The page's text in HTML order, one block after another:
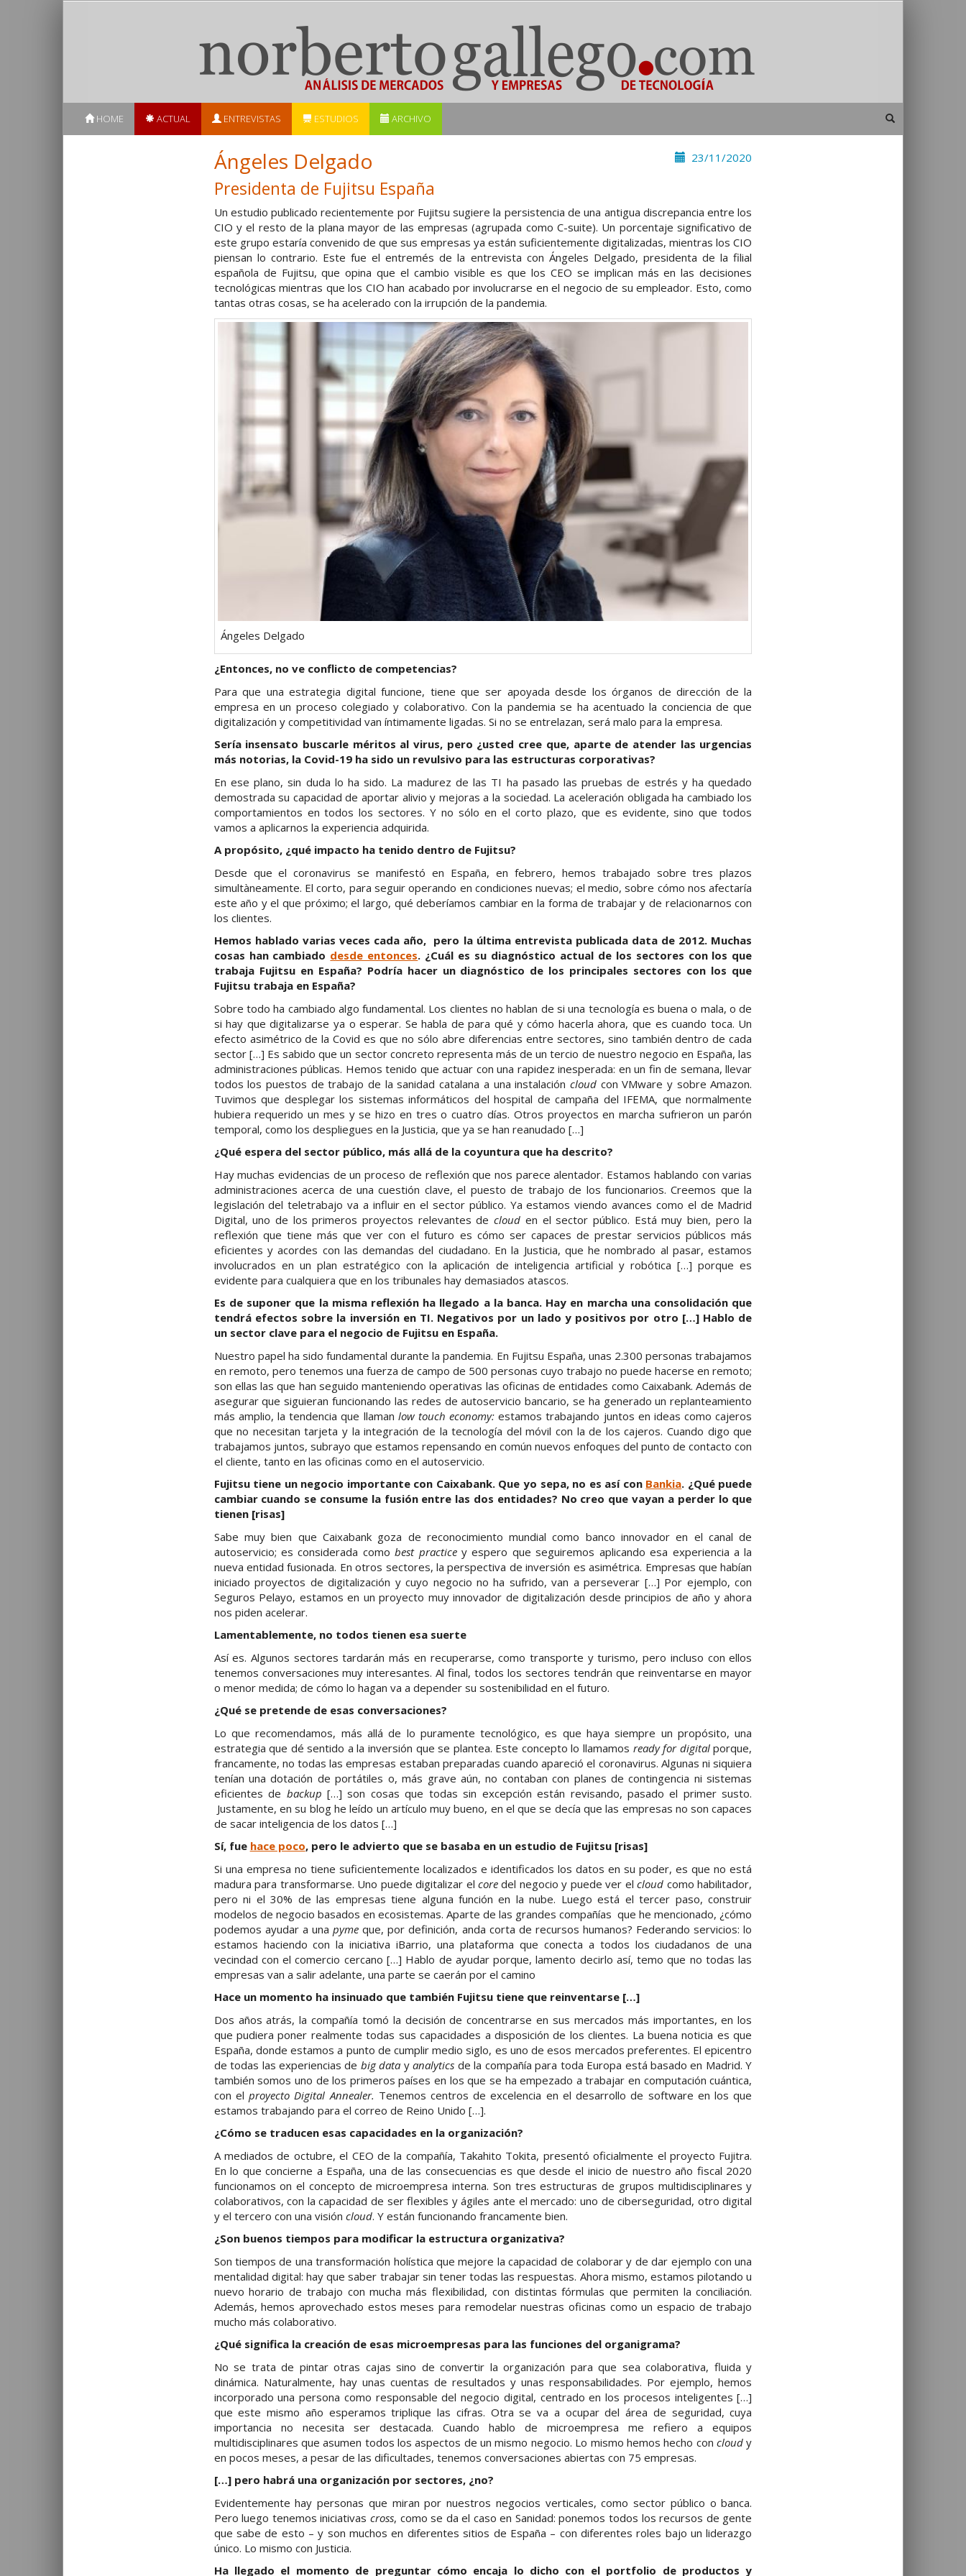
HOME ACTUAL ENTREVISTAS ESTUDIOS ARCHIVO
23/11/2020
Ángeles Delgado
Presidenta de Fujitsu España
Un estudio publicado recientemente por Fujitsu sugiere la persistencia de una antigua discrepancia entre los
CIO y el resto de la plana mayor de las empresas (agrupada como C-suite). Un porcentaje significativo de
este grupo estaría convenido de que sus empresas ya están suficientemente digitalizadas, mientras los CIO
piensan lo contrario. Este fue el entremés de la entrevista con Ángeles Delgado, presidenta de la filial
española de Fujitsu, que opina que el cambio visible es que los CEO se implican más en las decisiones
tecnológicas mientras que los CIO han acabado por involucrarse en el negocio de su empleador. Esto, como
tantas otras cosas, se ha acelerado con la irrupción de la pandemia.
Ángeles Delgado
¿Entonces, no ve conflicto de competencias?
Para que una estrategia digital funcione, tiene que ser apoyada desde los órganos de dirección de la
empresa en un proceso colegiado y colaborativo. Con la pandemia se ha acentuado la conciencia de que
digitalización y competitividad van íntimamente ligadas. Si no se entrelazan, será malo para la empresa.
Sería insensato buscarle méritos al virus, pero ¿usted cree que, aparte de atender las urgencias
más notorias, la Covid-19 ha sido un revulsivo para las estructuras corporativas?
En ese plano, sin duda lo ha sido. La madurez de las TI ha pasado las pruebas de estrés y ha quedado
demostrada su capacidad de aportar alivio y mejoras a la sociedad. La aceleración obligada ha cambiado los
comportamientos en todos los sectores. Y no sólo en el corto plazo, que es evidente, sino que todos
vamos a aplicarnos la experiencia adquirida.
A propósito, ¿qué impacto ha tenido dentro de Fujitsu?
Desde que el coronavirus se manifestó en España, en febrero, hemos trabajado sobre tres plazos
simultàneamente. El corto, para seguir operando en condiciones nuevas; el medio, sobre cómo nos afectaría
este año y el que próximo; el largo, qué deberíamos cambiar en la forma de trabajar y de relacionarnos con
los clientes.
Hemos hablado varias veces cada año, pero la última entrevista publicada data de 2012. Muchas
cosas han cambiado desde entonces. ¿Cuál es su diagnóstico actual de los sectores con los que
trabaja Fujitsu en España? Podría hacer un diagnóstico de los principales sectores con los que
Fujitsu trabaja en España?
Sobre todo ha cambiado algo fundamental. Los clientes no hablan de si una tecnología es buena o mala, o de
si hay que digitalizarse ya o esperar. Se habla de para qué y cómo hacerla ahora, que es cuando toca. Un
efecto asimétrico de la Covid es que no sólo abre diferencias entre sectores, sino también dentro de cada
sector […] Es sabido que un sector concreto representa más de un tercio de nuestro negocio en España, las
administraciones públicas. Hemos tenido que actuar con una rapidez inesperada: en un fin de semana, llevar
todos los puestos de trabajo de la sanidad catalana a una instalación cloudcon VMware y sobre Amazon.
Tuvimos que desplegar los sistemas informáticos del hospital de campaña del IFEMA, que normalmente
hubiera requerido un mes y se hizo en tres o cuatro días. Otros proyectos en marcha sufrieron un parón
temporal, como los despliegues en la Justicia, que ya se han reanudado […]
¿Qué espera del sector público, más allá de la coyuntura que ha descrito?
Hay muchas evidencias de un proceso de reflexión que nos parece alentador. Estamos hablando con varias
administraciones acerca de una cuestión clave, el puesto de trabajo de los funcionarios. Creemos que la
legislación del teletrabajo va a influir en el sector público. Ya estamos viendo avances como el de Madrid
Digital, uno de los primeros proyectos relevantes decloud en el sector público. Está muy bien, pero la
reflexión que tiene más que ver con el futuro es cómo ser capaces de prestar servicios públicos más
eficientes y acordes con las demandas del ciudadano. En la Justicia, que he nombrado al pasar, estamos
involucrados en un plan estratégico con la aplicación de inteligencia artificial y robótica […] porque es
evidente para cualquiera que en los tribunales hay demasiados atascos.
Es de suponer que la misma reflexión ha llegado a la banca. Hay en marcha una consolidación que
tendrá efectos sobre la inversión en TI. Negativos por un lado y positivos por otro […] Hablo de
un sector clave para el negocio de Fujitsu en España.
Nuestro papel ha sido fundamental durante la pandemia. En Fujitsu España, unas 2.300 personas trabajamos
en remoto, pero tenemos una fuerza de campo de 500 personas cuyo trabajo no puede hacerse en remoto;
son ellas las que han seguido manteniendo operativas las oficinas de entidades como Caixabank. Además de
asegurar que siguieran funcionando las redes de autoservicio bancario, se ha generado un replanteamiento
más amplio, la tendencia que llaman low touch economy:estamos trabajando juntos en ideas como cajeros
que no necesitan tarjeta y la integración de la tecnología del móvil con la de los cajeros. Cuando digo que
trabajamos juntos, subrayo que estamos repensando en común nuevos enfoques del punto de contacto con
el cliente, tanto en las oficinas como en el autoservicio.
Fujitsu tiene un negocio importante con Caixabank. Que yo sepa, no es así con Bankia. ¿Qué puede
cambiar cuando se consume la fusión entre las dos entidades? No creo que vayan a perder lo que
tienen [risas]
Sabe muy bien que Caixabank goza de reconocimiento mundial como banco innovador en el canal de
autoservicio; es considerada comobest practicey espero que seguiremos aplicando esa experiencia a la
nueva entidad fusionada. En otros sectores, la perspectiva de inversión es asimétrica. Empresas que habían
iniciado proyectos de digitalización y cuyo negocio no ha sufrido, van a perseverar […] Por ejemplo, con
Seguros Pelayo, estamos en un proyecto muy innovador de digitalización desde principios de año y ahora
nos piden acelerar.
Lamentablemente, no todos tienen esa suerte
Así es. Algunos sectores tardarán más en recuperarse, como transporte y turismo, pero incluso con ellos
tenemos conversaciones muy interesantes. Al final, todos los sectores tendrán que reinventarse en mayor
o menor medida; de cómo lo hagan va a depender su sostenibilidad en el futuro.
¿Qué se pretende de esas conversaciones?
Lo que recomendamos, más allá de lo puramente tecnológico, es que haya siempre un propósito, una
estrategia que dé sentido a la inversión que se plantea. Este concepto lo llamamos ready for digitalporque,
francamente, no todas las empresas estaban preparadas cuando apareció el coronavirus. Algunas ni siquiera
tenían una dotación de portátiles o, más grave aún, no contaban con planes de contingencia ni sistemas
eficientes de backup […] son cosas que todas sin excepción están revisando, pasado el primer susto.
Justamente, en su blog he leído un artículo muy bueno, en el que se decía que las empresas no son capaces
de sacar inteligencia de los datos […]
Sí, fue hace poco, pero le advierto que se basaba en un estudio de Fujitsu [risas]
Si una empresa no tiene suficientemente localizados e identificados los datos en su poder, es que no está
madura para transformarse. Uno puede digitalizar elcore del negocio y puede ver elcloud como habilitador,
pero ni el 30% de las empresas tiene alguna función en la nube. Luego está el tercer paso, construir
modelos de negocio basados en ecosistemas. Aparte de las grandes compañías que he mencionado, ¿cómo
podemos ayudar a unapyme que, por definición, anda corta de recursos humanos? Federando servicios: lo
estamos haciendo con la iniciativa iBarrio, una plataforma que conecta a todos los ciudadanos de una
vecindad con el comercio cercano […] Hablo de ayudar porque, lamento decirlo así, temo que no todas las
empresas van a salir adelante, una parte se caerán por el camino
Hace un momento ha insinuado que también Fujitsu tiene que reinventarse […]
Dos años atrás, la compañía tomó la decisión de concentrarse en sus mercados más importantes, en los
que pudiera poner realmente todas sus capacidades a disposición de los clientes. La buena noticia es que
España, donde estamos a punto de cumplir medio siglo, es uno de esos mercados preferentes. El epicentro
de todas las experiencias de big data yanalytics de la compañía para toda Europa está basado en Madrid. Y
también somos uno de los primeros países en los que se ha empezado a trabajar en computación cuántica,
con elproyecto Digital Annealer. Tenemos centros de excelencia en el desarrollo de software en los que
estamos trabajando para el correo de Reino Unido […].
¿Cómo se traducen esas capacidades en la organización?
A mediados de octubre, el CEO de la compañía, Takahito Tokita, presentó oficialmente el proyecto Fujitra.
En lo que concierne a España, una de las consecuencias es que desde el inicio de nuestro año fiscal 2020
funcionamos on el concepto de microempresa interna. Son tres estructuras de grupos multidisciplinares y
colaborativos, con la capacidad de ser flexibles y ágiles ante el mercado: uno de ciberseguridad, otro digital
y el tercero con una visión cloud. Y están funcionando francamente bien.
¿Son buenos tiempos para modificar la estructura organizativa?
Son tiempos de una transformación holística que mejore la capacidad de colaborar y de dar ejemplo con una
mentalidad digital: hay que saber trabajar sin tener todas las respuestas. Ahora mismo, estamos pilotando u
nuevo horario de trabajo con mucha más flexibilidad, con distintas fórmulas que permiten la conciliación.
Además, hemos aprovechado estos meses para remodelar nuestras oficinas como un espacio de trabajo
mucho más colaborativo.
¿Qué significa la creación de esas microempresas para las funciones del organigrama?
No se trata de pintar otras cajas sino de convertir la organización para que sea colaborativa, fluida y
dinámica. Naturalmente, hay unas cuentas de resultados y unas responsabilidades. Por ejemplo, hemos
incorporado una persona como responsable del negocio digital, centrado en los procesos inteligentes […]
que este mismo año esperamos triplique las cifras. Otra se va a ocupar del área de seguridad, cuya
importancia no necesita ser destacada. Cuando hablo de microempresa me refiero a equipos
multidisciplinares que asumen todos los aspectos de un mismo negocio. Lo mismo hemos hecho con cloudy
en pocos meses, a pesar de las dificultades, tenemos conversaciones abiertas con 75 empresas.
[…] pero habrá una organización por sectores, ¿no?
Evidentemente hay personas que miran por nuestros negocios verticales, como sector público o banca.
Pero luego tenemos iniciativas cross, como se da el caso en Sanidad: ponemos todos los recursos de gente
que sabe de esto – y son muchos en diferentes sitios de España – con diferentes roles bajo un liderazgo
único. Lo mismo con Justicia.
Ha llegado el momento de preguntar cómo encaja lo dicho con el portfolio de productos y